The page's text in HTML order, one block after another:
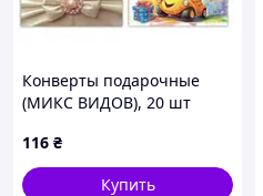
Конверты подарочные
(МИКС ВИДОВ), 20 шт
116 ₴
Купить